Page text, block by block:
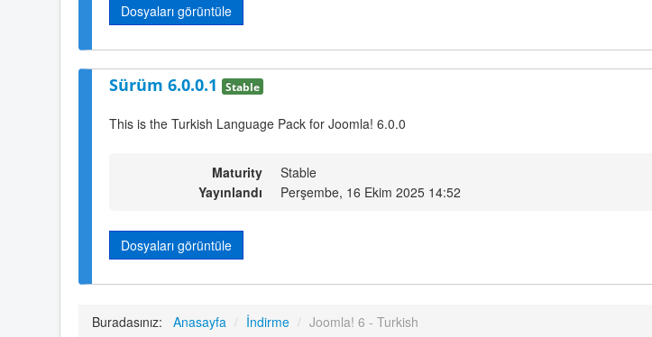
Dosyaları görüntüle
Sürüm 6.0.0.1 Stable
This is the Turkish Language Pack for Joomla! 6.0.0
Maturity
Stable
Yayınlandı
Perşembe, 16 Ekim 2025 14:52
Dosyaları görüntüle
Buradasınız: Anasayfa / İndirme / Joomla! 6 - Turkish